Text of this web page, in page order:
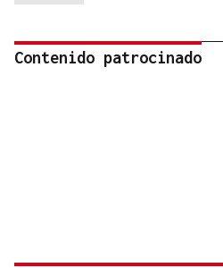
Contenido patrocinado